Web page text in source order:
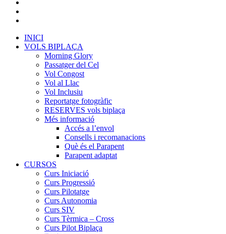
INICI
VOLS BIPLAÇA
Morning Glory
Passatger del Cel
Vol Congost
Vol al Llac
Vol Inclusiu
Reportatge fotogràfic
RESERVES vols biplaça
Més informació
Accés a l’envol
Consells i recomanacions
Què és el Parapent
Parapent adaptat
CURSOS
Curs Iniciació
Curs Progressió
Curs Pilotatge
Curs Autonomia
Curs SIV
Curs Tèrmica – Cross
Curs Pilot Biplaça